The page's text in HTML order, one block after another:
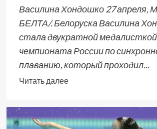
Василина Хондошко 27 апреля,
БЕЛТА/. Белоруска Василина
стала двукратной медалисткой
чемпионата России по
плаванию, который проходил...
Читать далее